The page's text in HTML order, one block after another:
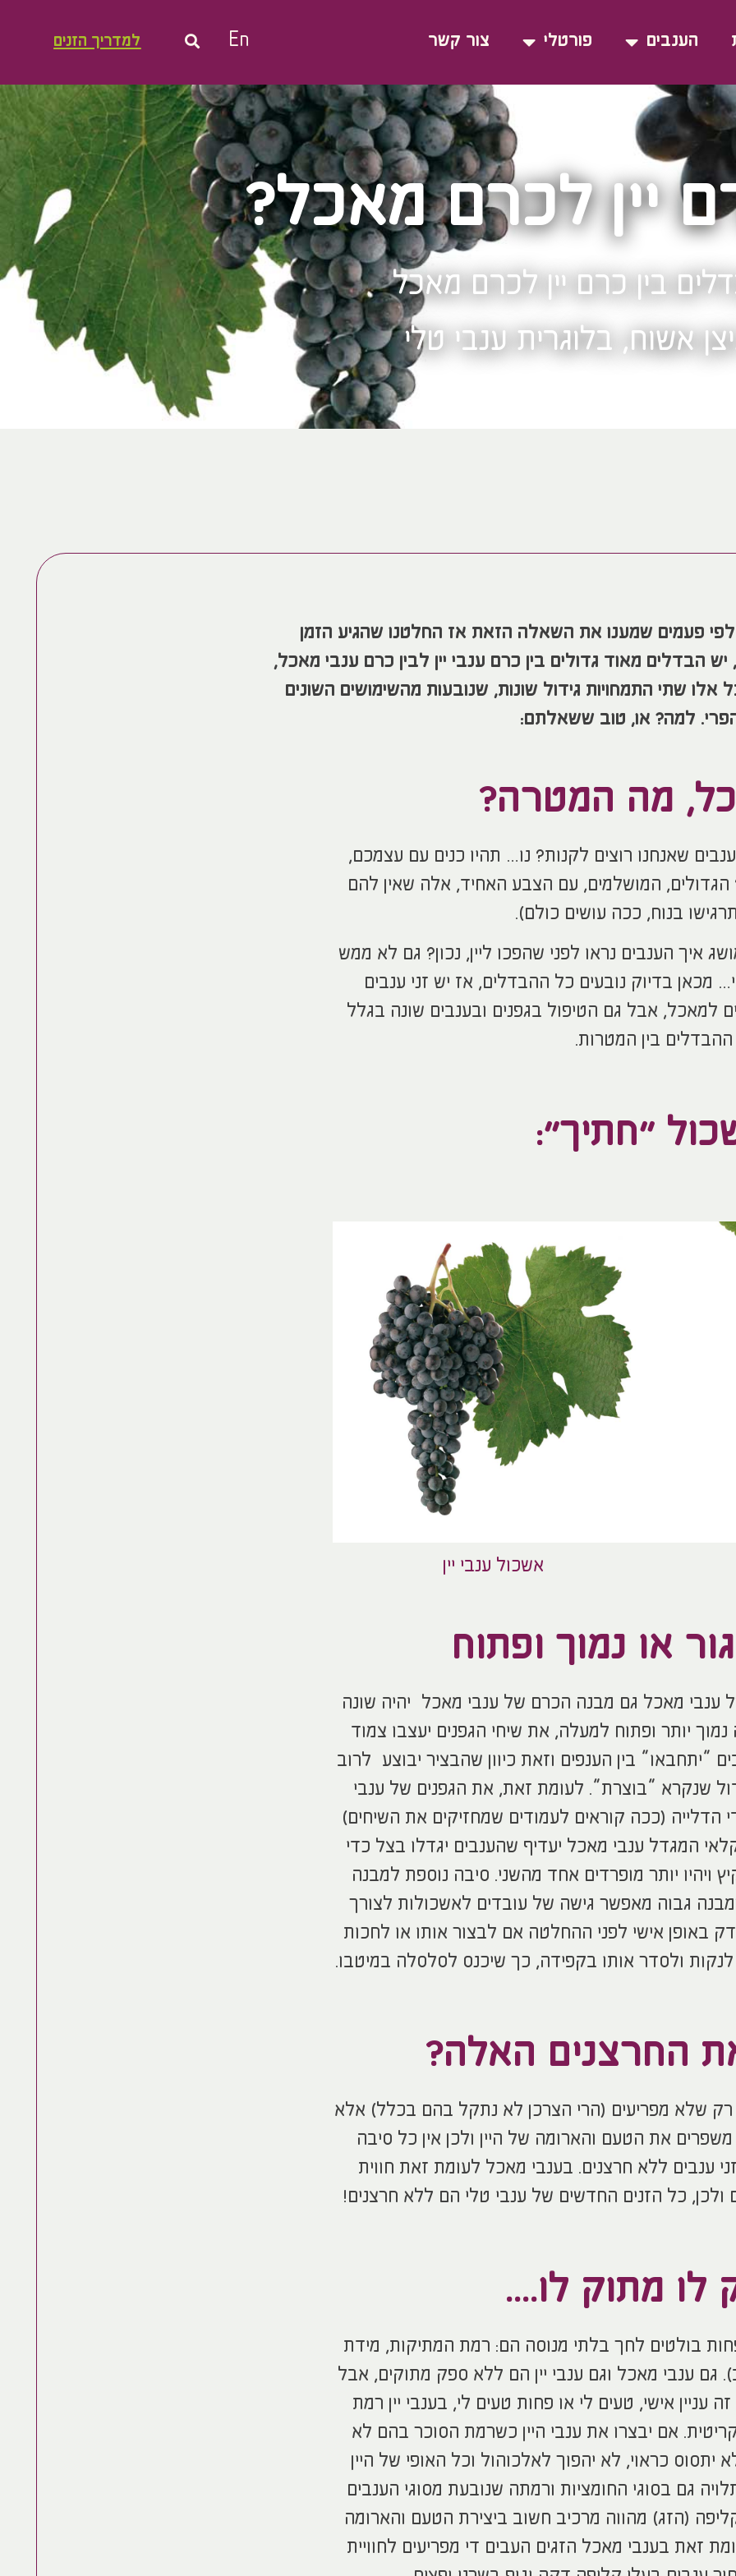
הענבים פורטלי צור קשר En למדריך הזנים
יין לכרם מאכל?
בין כרם יין לכרם מאכל
אשוח, בלוגרית ענבי טלי
פעמים שמענו את השאלה הזאת אז החלטנו שהגיע הזמן
הבדלים מאוד גדולים בין כרם ענבי יין לבין כרם ענבי מאכל,
אלו שתי התמחויות גידול שונות, שנובעות מהשימושים השונים
למה? או, טוב ששאלתם:
מה המטרה?
שאנחנו רוצים לקנות? נו… תהיו כנים עם עצמכם,
הגדולים, המושלמים, עם הצבע האחיד, אלה שאין להם
בנוח, ככה עושים כולם).
איך הענבים נראו לפני שהפכו ליין, נכון? גם לא ממש
מכאן בדיוק נובעים כל ההבדלים, אז יש זני ענבים
למאכל, אבל גם הטיפול בגפנים ובענבים שונה בגלל
ההבדלים בין המטרות.
"חתיך":​
אשכול ענבי יין
או נמוך ופתוח
ענבי מאכל גם מבנה הכרם של ענבי מאכל יהיה שונה
נמוך יותר ופתוח למעלה, את שיחי הגפנים יעצבו צמוד
“יתחבאו” בין הענפים וזאת כיוון שהבציר יבוצע לרוב
שנקרא “בוצרת”. לעומת זאת, את הגפנים של ענבי
הדלייה (ככה קוראים לעמודים שמחזיקים את השיחים)
המגדל ענבי מאכל יעדיף שהענבים יגדלו בצל כדי
יותר מופרדים אחד מהשני. סיבה נוספת למבנה
גבוה מאפשר גישה של עובדים לאשכולות לצורך
באופן אישי לפני ההחלטה אם לבצור אותו או לחכות
ולסדר אותו בקפידה, כך שיכנס לסלסלה במיטבו.
החרצנים האלה?
רק שלא מפריעים (הרי הצרכן לא נתקל בהם בכלל) אלא
את הטעם והארומה של היין ולכן אין כל סיבה
ענבים ללא חרצנים. בענבי מאכל לעומת זאת חווית
כל הזנים החדשים של ענבי טלי הם ללא חרצנים!
לו מתוק לו....
בולטים לחך בלתי מנוסה הם: רמת המתיקות, מידת
גם ענבי מאכל וגם ענבי יין הם ללא ספק מתוקים, אבל
אישי, טעים לי או פחות טעים לי, בענבי יין רמת
אם יבצרו את ענבי היין כשרמת הסוכר בהם לא
כראוי, לא יהפוך לאלכוהול וכל האופי של היין
גם בסוגי החומציות ורמתה שנובעת מסוגי הענבים
(הזג) מהווה מרכיב חשוב ביצירת הטעם והארומה
זאת בענבי מאכל הזגים העבים די מפריעים לחוויית